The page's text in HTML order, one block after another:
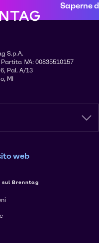
Saperne
S.p.A.
IVA: 00835510157
Pal. A/13
MI
web
Brenntag